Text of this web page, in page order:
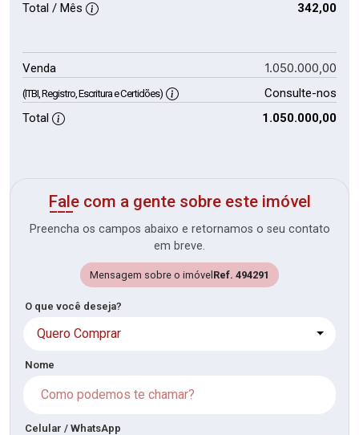
Total / Mês
342,00
Venda 1.050.000,00
(ITBI, Registro, Escritura e Certidões)
Consulte-nos
Total
1.050.000,00
Fale com a gente sobre este imóvel
Preencha os campos abaixo e retornamos o seu contato
em breve.
Mensagem sobre o imóvel Ref. 494291
O que você deseja?
Quero Comprar
Nome
Celular / WhatsApp